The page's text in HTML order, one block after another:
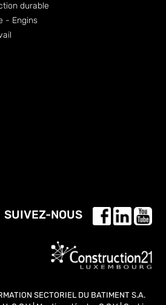
durable
- Engins
SUIVEZ-NOUS
SECTORIEL DU BATIMENT S.A.